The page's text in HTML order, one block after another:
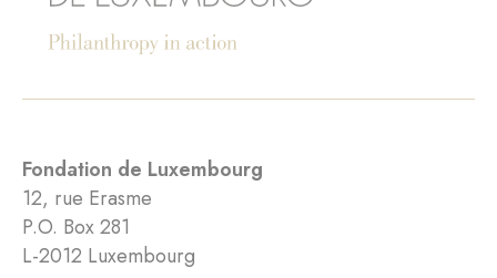
Fondation de Luxembourg
12, rue Erasme
P.O. Box 281
L-2012 Luxembourg